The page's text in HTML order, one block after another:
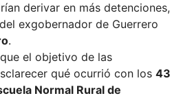
derivar en más detenciones,
exgobernador de Guerrero
.
el objetivo de las
qué ocurrió con los 43
Normal Rural de